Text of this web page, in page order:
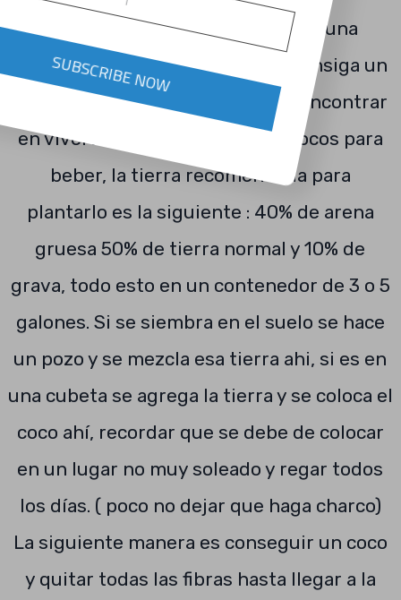
posibilidades de que tengamos una
palmera es que se compre o se consiga un
coco ya germinado, pudiéndose encontrar
en viveros o en donde venden cocos para
beber, la tierra recomendada para
plantarlo es la siguiente : 40% de arena
gruesa 50% de tierra normal y 10% de
grava, todo esto en un contenedor de 3 o 5
galones. Si se siembra en el suelo se hace
un pozo y se mezcla esa tierra ahi, si es en
una cubeta se agrega la tierra y se coloca el
coco ahí, recordar que se debe de colocar
en un lugar no muy soleado y regar todos
los días. ( poco no dejar que haga charco)
La siguiente manera es conseguir un coco
y quitar todas las fibras hasta llegar a la
SUBSCRIBE NOW